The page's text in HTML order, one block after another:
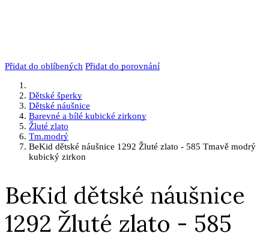
Přidat do oblíbených Přidat do porovnání
Dětské šperky
Dětské náušnice
Barevné a bílé kubické zirkony
Žluté zlato
Tm.modrý
BeKid dětské náušnice 1292 Žluté zlato - 585 Tmavě modrý
kubický zirkon
BeKid dětské náušnice
1292 Žluté zlato - 585